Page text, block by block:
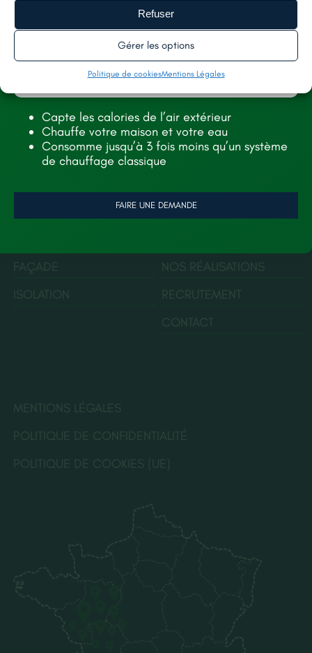
Refuser
Gérer les options
Politique de cookiesMentions Légales
renorev.environnement@hotmail.com
Tél. :02 52 35 26 70
FAÇADE
ISOLATION
AIDES
NOS RÉALISATIONS
RECRUTEMENT
CONTACT
MENTIONS LÉGALES
POLITIQUE DE CONFIDENTIALITÉ
POLITIQUE DE COOKIES (UE)
Capte les calories de l’air extérieur
Chauffe votre maison et votre eau
Consomme jusqu’à 3 fois moins qu’un système
de chauffage classique
FAIRE UNE DEMANDE